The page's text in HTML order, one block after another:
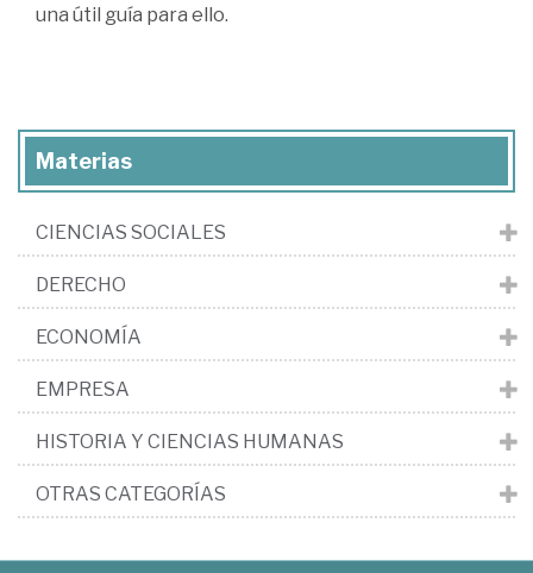
una útil guía para ello.
Materias
CIENCIAS SOCIALES
DERECHO
ECONOMÍA
EMPRESA
HISTORIA Y CIENCIAS HUMANAS
OTRAS CATEGORÍAS